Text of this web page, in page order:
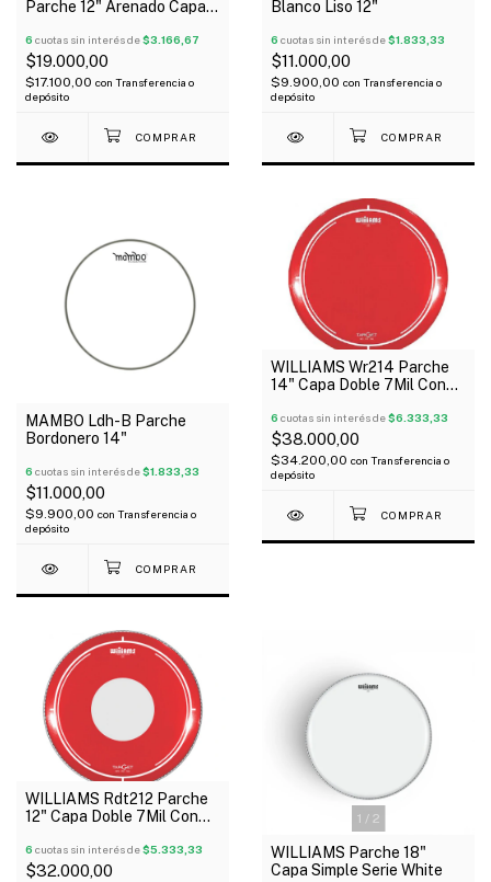
Parche 12" Arenado Capa
6 cuotas sin interés de$3.166,67
$19.000,00
$17.100,00 con Transferencia o
depósito
Blanco Liso 12"
6 cuotas sin interés de$1.833,33
$11.000,00
$9.900,00 con Transferencia o
depósito
MAMBO Ldh-B Parche
Bordonero 14"
6 cuotas sin interés de$1.833,33
$11.000,00
$9.900,00 con Transferencia o
depósito
WILLIAMS Wr214 Parche
14" Capa Doble 7Mil Con
6 cuotas sin interés de$6.333,33
$38.000,00
$34.200,00 con Transferencia o
depósito
WILLIAMS Rdt212 Parche
12" Capa Doble 7Mil Con
Dot
6 cuotas sin interés de$5.333,33
$32.000,00
1 / 2
WILLIAMS Parche 18"
Capa Simple Serie White